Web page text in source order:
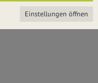
Einstellungen öffnen